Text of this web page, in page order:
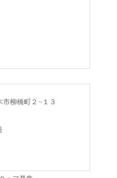
市柳橋町２−１３